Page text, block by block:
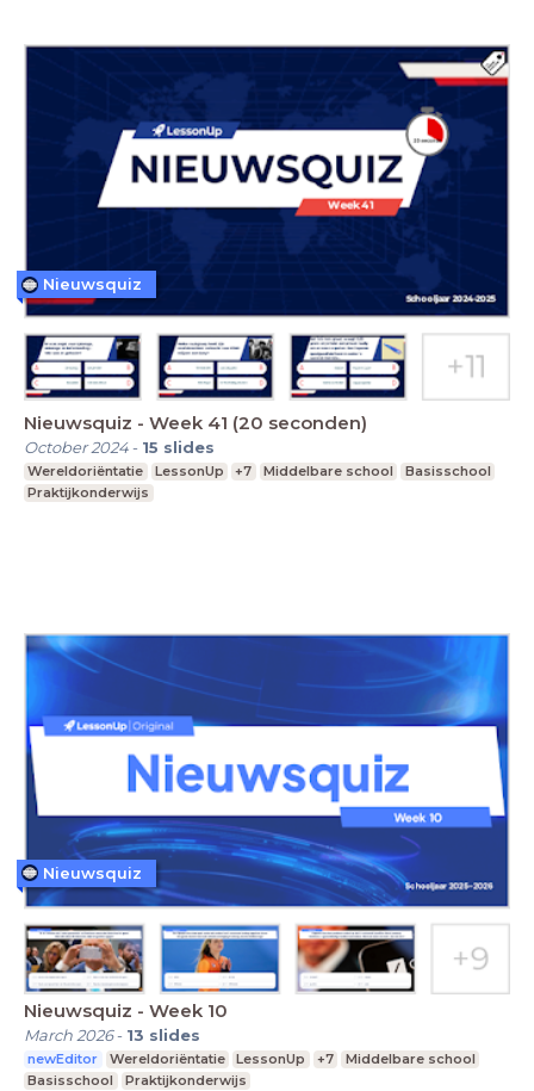
Nieuwsquiz - Week 41 (20 seconden)
October 2024- 15 slides
Wereldoriëntatie LessonUp +7 Middelbare school
Basisschool
Praktijkonderwijs
Nieuwsquiz
Nieuwsquiz - Week 10
March 2026- 13 slides
newEditor Wereldoriëntatie LessonUp +7
Middelbare school
Basisschool
Praktijkonderwijs
Nieuwsquiz